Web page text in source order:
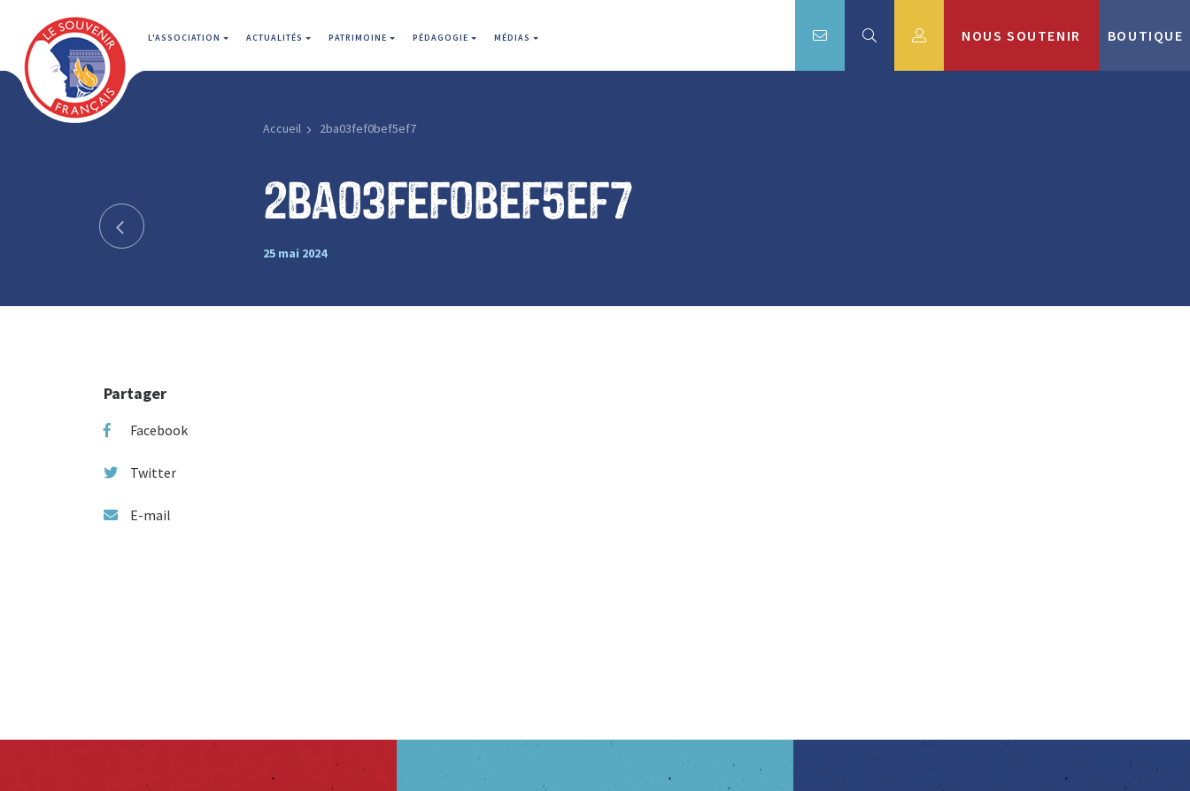
L'ASSOCIATION ACTUALITÉS PATRIMOINE PÉDAGOGIE MÉDIAS NOUS SOUTENIR BOUTIQUE
Accueil 2ba03fef0bef5ef7
2ba03fef0bef5ef7
25 mai 2024
Partager
Facebook
Twitter
E-mail